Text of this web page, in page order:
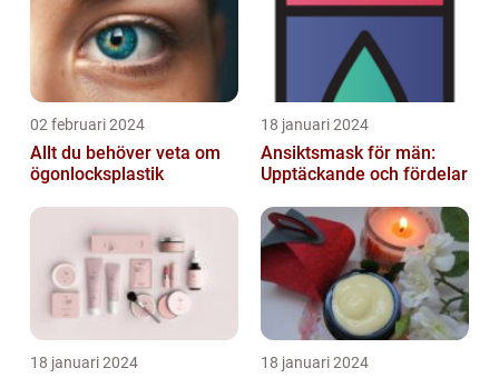
02 februari 2024
Allt du behöver veta om
ögonlocksplastik
18 januari 2024
Ansiktsmask för män:
Upptäckande och fördelar
18 januari 2024 18 januari 2024